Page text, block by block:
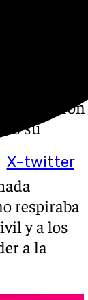
X-twitter
en
acudieron
su
respiraba
y a los
a la